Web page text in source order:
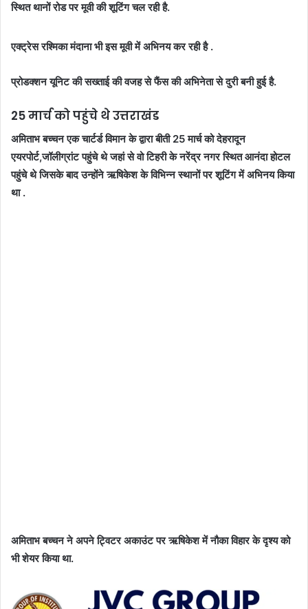
स्थित थानों रोड पर मूवी की शूटिंग चल रही है.
एक्ट्रेस रश्मिका मंदाना भी इस मूवी में अभिनय कर रही है .
प्रोडक्शन यूनिट की सख्ताई की वजह से फैंस की अभिनेता से दुरी बनी हुई है.
25 मार्च को पहुंचे थे उत्तराखंड
अमिताभ बच्चन एक चार्टर्ड विमान के द्वारा बीती 25 मार्च को देहरादून
एयरपोर्ट,जॉलीग्रांट पहुंचे थे जहां से वो टिहरी के नरेंद्र नगर स्थित आनंदा होटल
पहुंचे थे जिसके बाद उन्होंने ऋषिकेश के विभिन्न स्थानों पर शूटिंग में अभिनय किया
था .
अमिताभ बच्चन ने अपने ट्विटर अकाउंट पर ऋषिकेश में नौका विहार के दृश्य को
भी शेयर किया था.